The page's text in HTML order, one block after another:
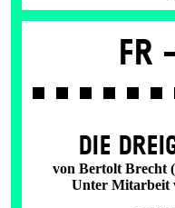
Fr
DIE
von Bertolt Brecht
Unter Mitarbeit